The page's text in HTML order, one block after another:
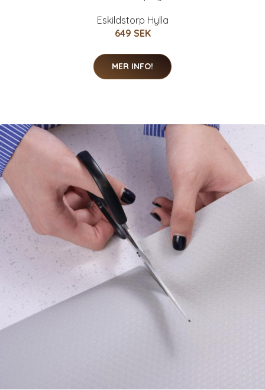
Eskildstorp Hylla
649 SEK
MER INFO!